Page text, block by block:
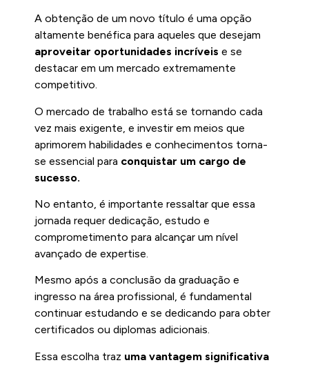
A obtenção de um novo título é uma opção
altamente benéfica para aqueles que desejam
aproveitar oportunidades incríveis e se
destacar em um mercado extremamente
competitivo.
O mercado de trabalho está se tornando cada
vez mais exigente, e investir em meios que
aprimorem habilidades e conhecimentos torna-
se essencial para conquistar um cargo de
sucesso.
No entanto, é importante ressaltar que essa
jornada requer dedicação, estudo e
comprometimento para alcançar um nível
avançado de expertise.
Mesmo após a conclusão da graduação e
ingresso na área profissional, é fundamental
continuar estudando e se dedicando para obter
certificados ou diplomas adicionais.
Essa escolha traz uma vantagem significativa